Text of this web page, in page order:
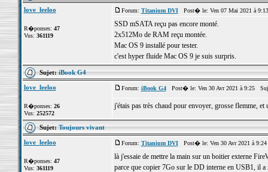
love_leeloo
R�ponses: 47
Vus: 361119
Forum: Titanium DVIPost� le: Ven 07 Mai 2021 à
SSD mSATA reçu pas encore monté.
2x512Mo de RAM reçu montée.
Mac OS 9 installé pour tester.
c'est hyper fluide Mac OS 9 je suis surpris.
Sujet:iBook G4
love_leeloo
R�ponses: 26
Vus: 252572
Forum: iBook G4Post� le: Ven 30 Avr 2021 à 9:25
j'étais pas très chaud pour envoyer, grosse flemme,
Sujet:Toujours vivant
love_leeloo
R�ponses: 47
Vus: 361119
Forum: Titanium DVIPost� le: Ven 30 Avr 2021 à
là j'essaie de mettre la main sur un boitier externe
parce que copier 7Go sur le DD interne en USB1, il